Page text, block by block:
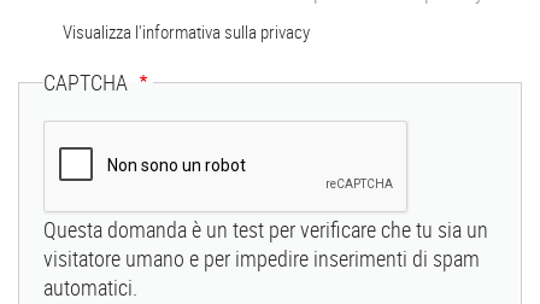
Visualizza l'informativa sulla privacy
CAPTCHA
Questa domanda è un test per verificare che tu sia un
visitatore umano e per impedire inserimenti di spam
automatici.